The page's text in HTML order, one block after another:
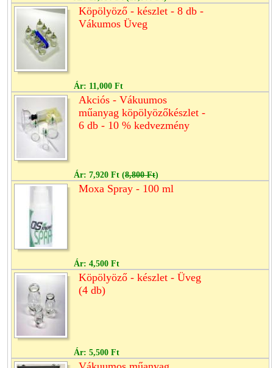
Köpölyöző - készlet - 8 db -
Vákumos Üveg
Ár: 11,000 Ft
Akciós - Vákuumos
műanyag köpölyözőkészlet -
6 db - 10 % kedvezmény
Ár: 7,920 Ft (8,800 Ft)
Moxa Spray - 100 ml
Ár: 4,500 Ft
Köpölyöző - készlet - Üveg
(4 db)
Ár: 5,500 Ft